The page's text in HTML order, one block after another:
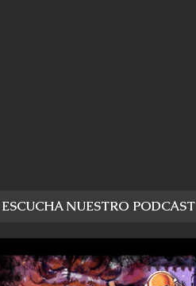
ESCUCHA NUESTRO PODCAST